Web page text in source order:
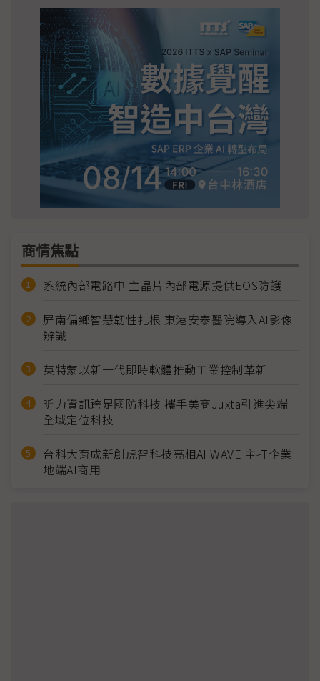
商情焦點
系統內部電路中 主晶片內部電源提供EOS防護
屏南偏鄉智慧韌性扎根 東港安泰醫院導入AI影像
辨識
英特蒙以新一代即時軟體推動工業控制革新
昕力資訊跨足國防科技 攜手美商Juxta引進尖端
全域定位科技
台科大育成新創虎智科技亮相AI WAVE 主打企業
地端AI商用